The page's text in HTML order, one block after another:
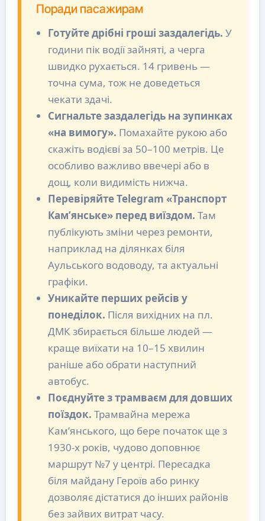
Поради пасажирам
Готуйте дрібні гроші заздалегідь. У
години пік водії зайняті, а черга
швидко рухається. 14 гривень —
точна сума, тож не доведеться
чекати здачі.
Сигнальте заздалегідь на зупинках
«на вимогу». Помахайте рукою або
скажіть водієві за 50–100 метрів. Це
особливо важливо ввечері або в
дощ, коли видимість нижча.
Перевіряйте Telegram «Транспорт
Кам’янське» перед виїздом. Там
публікують зміни через ремонти,
наприклад на ділянках біля
Аульського водоводу, та актуальні
графіки.
Уникайте перших рейсів у
понеділок. Після вихідних на пл.
ДМК збирається більше людей —
краще виїхати на 10–15 хвилин
раніше або обрати наступний
автобус.
Поєднуйте з трамваєм для довших
поїздок. Трамвайна мережа
Кам’янського, що бере початок ще з
1930-х років, чудово доповнює
маршрут №7 у центрі. Пересадка
біля майдану Героїв або ринку
дозволяє дістатися до інших районів
без зайвих витрат часу.